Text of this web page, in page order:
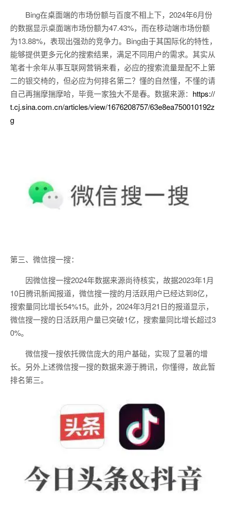
Bing在桌面端的市场份额与百度不相上下，2024年6月份
的数据显示桌面端市场份额为47.43%，而在移动端市场份额
为13.88%，表现出强劲的竞争力。Bing由于其国际化的特性，
能够提供更多元化的搜索结果，满足不同用户的需求。其实从
笔者十余年从事互联网营销来看，必应的搜索流量是配不上第
二的银交椅的，但必应为何排名第二？懂的自然懂，不懂的请
自己再揣摩揣摩哈，毕竟一家独大不是春。数据来源： https://
t.cj.sina.com.cn/articles/view/1676208757/63e8ea750010192z
g
第三、微信搜一搜：
因微信搜一搜2024年数据来源尚待核实，故据2023年1月
10日腾讯新闻报道，微信搜一搜的月活跃用户已经达到8亿，
搜索量同比增长54%15。此外，2024年3月21日的报道显示，
微信搜一搜的日活跃用户量已突破1亿，搜索量同比增长超过3
0%。
微信搜一搜依托微信庞大的用户基础，实现了显著的增
长。另外上述微信搜一搜的数据来源于腾讯，你懂得，故此暂
排名第三。